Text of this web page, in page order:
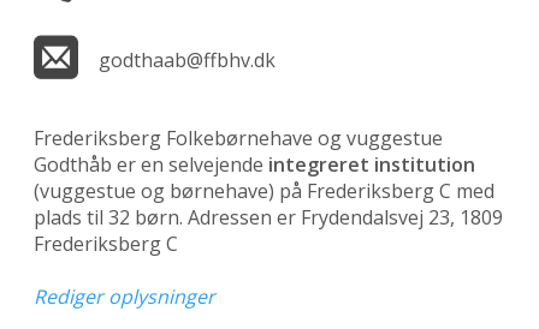
godthaab@ffbhv.dk
Frederiksberg Folkebørnehave og vuggestue
Godthåb er en selvejende integreret institution
(vuggestue og børnehave) på Frederiksberg C med
plads til 32 børn. Adressen er Frydendalsvej 23, 1809
Frederiksberg C
Rediger oplysninger